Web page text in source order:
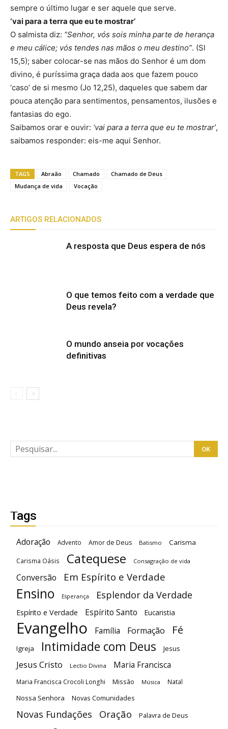
sempre o último lugar e ser aquele que serve.
‘vai para a terra que eu te mostrar’
O salmista diz: “Senhor, vós sois minha parte de herança
e meu cálice; vós tendes nas mãos o meu destino”. (Sl
15,5); saber colocar-se nas mãos do Senhor é um dom
divino, é puríssima graça dada aos que fazem pouco
‘caso’ de si mesmo (Jo 12,25), daqueles que sabem dar
pouca atenção para sentimentos, pensamentos, ilusões e
fantasias do ego.
Saibamos orar e ouvir: ‘vai para a terra que eu te mostrar’,
saibamos responder: eis-me aqui Senhor.
TAGS Abraão Chamado
Chamado de Deus
Mudança de vida
Vocação
ARTIGOS RELACIONADOS
A resposta que Deus espera de nós
O que temos feito com a verdade que
Deus revela?
O mundo anseia por vocações
definitivas
Tags
Adoração Advento Amor de Deus Batismo Carisma
Carisma Oásis Catequese Consagração de vida
Conversão Em Espírito e Verdade
Ensino Esperança Esplendor da Verdade
Espírito e Verdade Espírito Santo Eucaristia
Evangelho Família Formação Fé
Igreja Intimidade com Deus Jesus
Jesus Cristo Lectio Divina Maria Francisca
Maria Francisca Crocoli Longhi Missão Música Natal
Nossa Senhora Novas Comunidades
Novas Fundações Oração Palavra de Deus